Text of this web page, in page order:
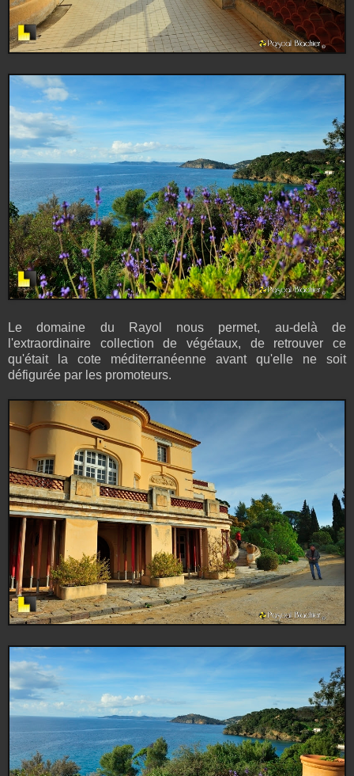
Le domaine du Rayol nous permet, au-delà de
l'extraordinaire collection de végétaux, de retrouver ce
qu'était la cote méditerranéenne avant qu'elle ne soit
défigurée par les promoteurs.